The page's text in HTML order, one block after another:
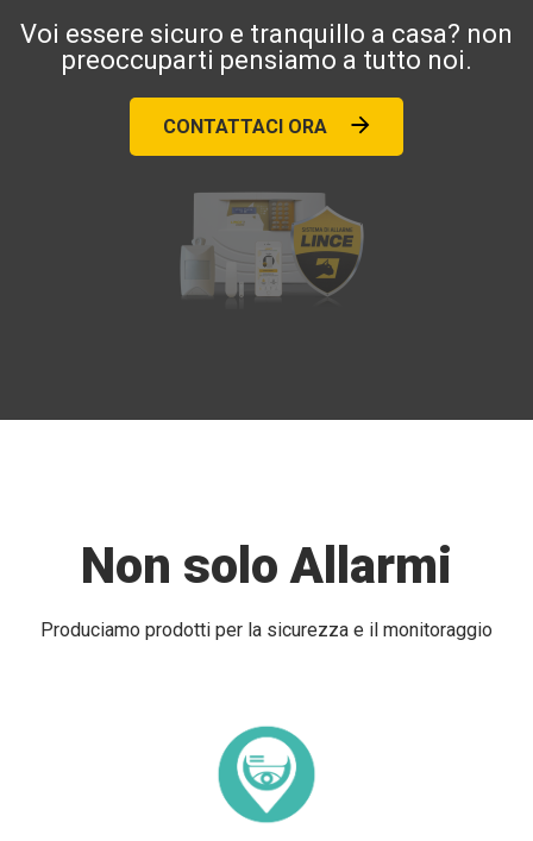
Voi essere sicuro e tranquillo a casa? non
preoccuparti pensiamo a tutto noi.
CONTATTACI ORA
Non solo Allarmi
Produciamo prodotti per la sicurezza e il monitoraggio